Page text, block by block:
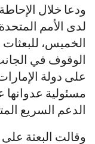
ودعا خلال
لدى الأمم
الخميس، للبعثات
الوقوف في
على دولة
مسئولية
الدعم السريع
وقالت البعثة